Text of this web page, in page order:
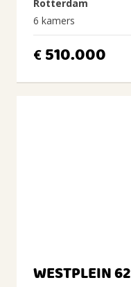
Rotterdam
6 kamers
€ 510.000
WESTPLEIN 62